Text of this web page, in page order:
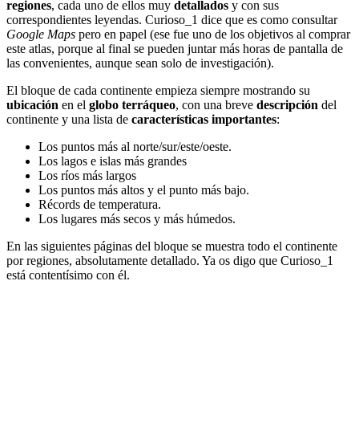
regiones, cada uno de ellos muy detallados y con sus
correspondientes leyendas. Curioso_1 dice que es como consultar
Google Maps pero en papel (ese fue uno de los objetivos al comprar
este atlas, porque al final se pueden juntar más horas de pantalla de
las convenientes, aunque sean solo de investigación).
El bloque de cada continente empieza siempre mostrando su
ubicación en el globo terráqueo, con una breve descripción del
continente y una lista de características importantes:
Los puntos más al norte/sur/este/oeste.
Los lagos e islas más grandes
Los ríos más largos
Los puntos más altos y el punto más bajo.
Récords de temperatura.
Los lugares más secos y más húmedos.
En las siguientes páginas del bloque se muestra todo el continente
por regiones, absolutamente detallado. Ya os digo que Curioso_1
está contentísimo con él.